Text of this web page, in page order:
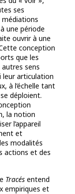
ses
médiations
une période
ouvrir à une
conception
que les
sens
leur articulation
à l’échelle tant
déploient.
la notion
l’appareil
et
modalités
actions et des
Tracés entend
empiriques et